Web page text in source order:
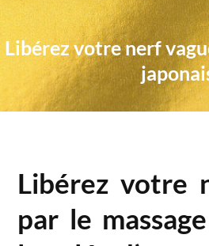
Libérez votre nerf
Libérez votre
par le